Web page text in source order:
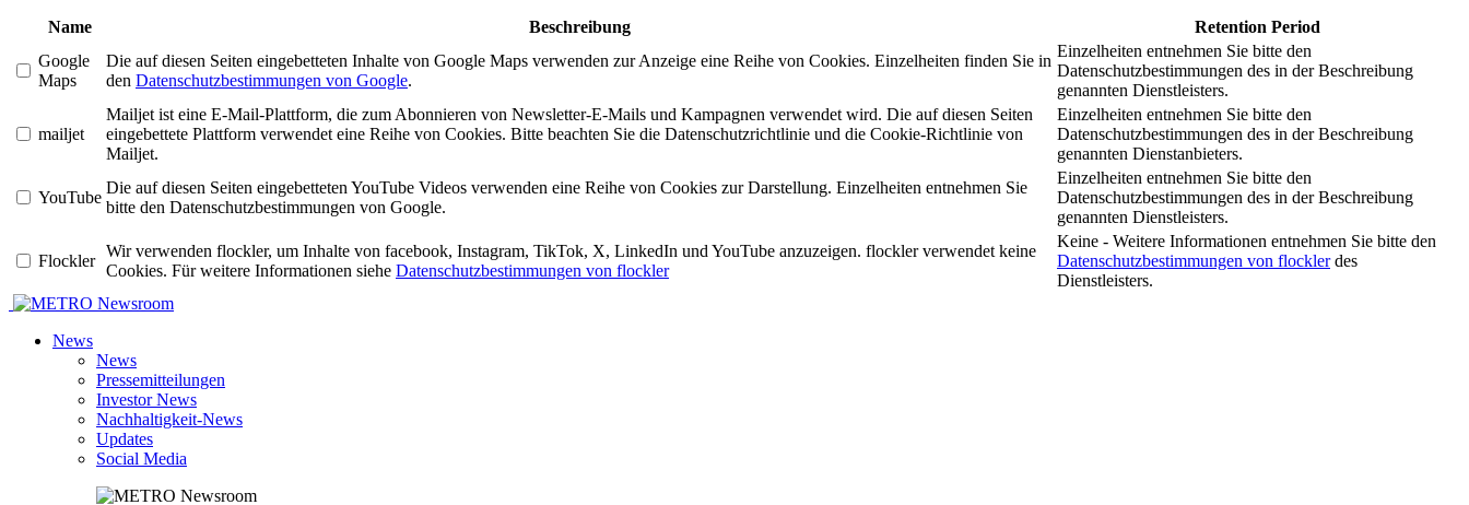
Name Beschreibung
Retention Period
Google
Maps
Die auf diesen Seiten eingebetteten Inhalte von Google Maps verwenden zur Anzeige eine Reihe von Cookies. Einzelheiten finden Sie in
den Datenschutzbestimmungen von Google.
Einzelheiten entnehmen Sie bitte den
Datenschutzbestimmungen des in der Beschreibung
genannten Dienstleisters.
mailjet
Mailjet ist eine E-Mail-Plattform, die zum Abonnieren von Newsletter-E-Mails und Kampagnen verwendet wird. Die auf diesen Seiten
eingebettete Plattform verwendet eine Reihe von Cookies. Bitte beachten Sie die Datenschutzrichtlinie und die Cookie-Richtlinie von
Mailjet.
Einzelheiten entnehmen Sie bitte den
Datenschutzbestimmungen des in der Beschreibung
genannten Dienstanbieters.
YouTube
Die auf diesen Seiten eingebetteten YouTube Videos verwenden eine Reihe von Cookies zur Darstellung. Einzelheiten entnehmen Sie
bitte den Datenschutzbestimmungen von Google.
Einzelheiten entnehmen Sie bitte den
Datenschutzbestimmungen des in der Beschreibung
genannten Dienstleisters.
Flockler
Wir verwenden flockler, um Inhalte von facebook, Instagram, TikTok, X, LinkedIn und YouTube anzuzeigen. flockler verwendet keine
Cookies. Für weitere Informationen siehe Datenschutzbestimmungen von flockler
Keine - Weitere Informationen entnehmen Sie bitte den
Datenschutzbestimmungen von flocklerdes
Dienstleisters.
Newsroom
News
News
Pressemitteilungen
Investor News
Nachhaltigkeit-News
Updates
Social Media